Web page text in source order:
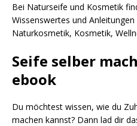
Bei Naturseife und Kosmetik
Wissenswertes und
Naturkosmetik, Kosmetik,
Seife selber
ebook
Du möchtest wissen, wie du
machen kannst? Dann lad dir